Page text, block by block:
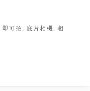
即可拍, 底片相機, 相